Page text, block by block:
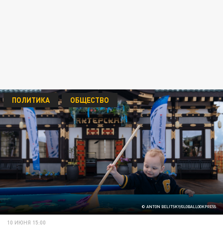
© ANTON BELITSKY/GLOBALLOOKPRESS
ПОЛИТИКА ОБЩЕСТВО
10 ИЮНЯ 15:00